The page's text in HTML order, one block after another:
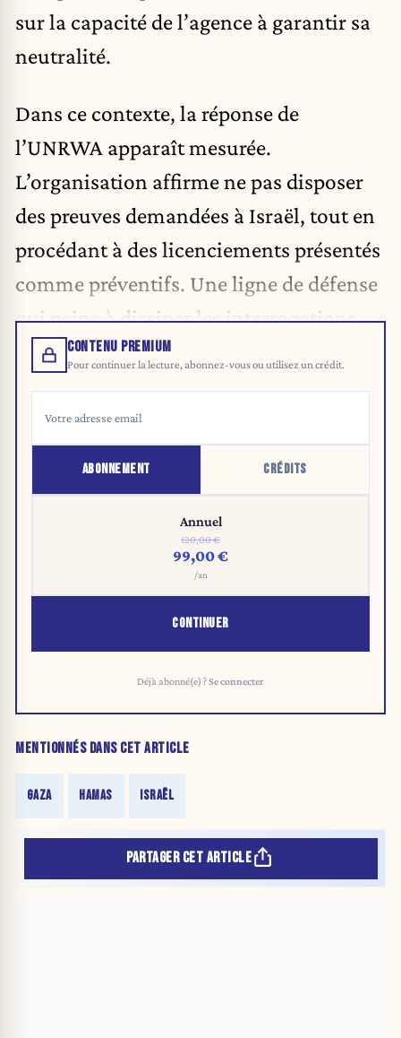
sur la capacité de l’agence à garantir sa
neutralité.
Dans ce contexte, la réponse de
l’UNRWA apparaît mesurée.
L’organisation affirme ne pas disposer
des preuves demandées à Israël, tout en
procédant à des licenciements présentés
comme préventifs. Une ligne de défense
qui peine à dissiper les interrogations.
CONTENU PREMIUM
Pour continuer la lecture, abonnez-vous ou utilisez un crédit.
ABONNEMENT CRÉDITS
Annuel
120,00 €
99,00 €
/an
CONTINUER
Déjà abonné(e) ?Se connecter
MENTIONNÉS DANS CET ARTICLE
GAZA HAMAS ISRAËL
PARTAGER CET ARTICLE